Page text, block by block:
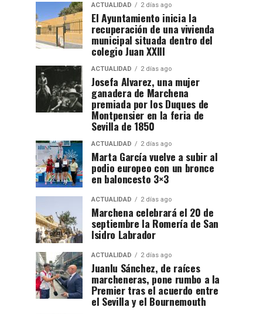
ACTUALIDAD 2 días ago
El Ayuntamiento inicia la
recuperación de una vivienda
municipal situada dentro del
colegio Juan XXIII
ACTUALIDAD 2 días ago
Josefa Alvarez, una mujer
ganadera de Marchena
premiada por los Duques de
Montpensier en la feria de
Sevilla de 1850
ACTUALIDAD 2 días ago
Marta García vuelve a subir al
podio europeo con un bronce
en baloncesto 3×3
ACTUALIDAD 2 días ago
Marchena celebrará el 20 de
septiembre la Romería de San
Isidro Labrador
ACTUALIDAD 2 días ago
Juanlu Sánchez, de raíces
marcheneras, pone rumbo a la
Premier tras el acuerdo entre
el Sevilla y el Bournemouth